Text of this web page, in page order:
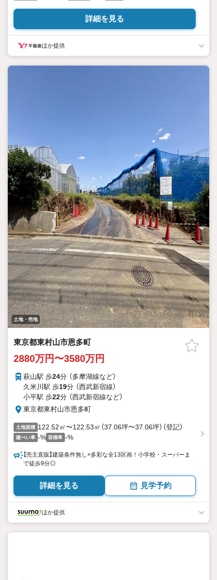
詳細を見る
ほか提供
土地・売地
東京都東村山市恩多町
2880万円〜3580万円
萩山駅 歩24分 （多摩湖線など）
久米川駅 歩19分 （西武新宿線）
小平駅 歩22分 （西武新宿線など）
東京都東村山市恩多町
土地面積 122.52㎡〜122.53㎡（37.06坪〜37.06坪）（登記）
建ぺい率 -% 容積率 -%
【売主直販】建築条件無し×多彩な全13区画！小学校・スーパーま
で徒歩9分◎
詳細を見る 見学予約
ほか提供